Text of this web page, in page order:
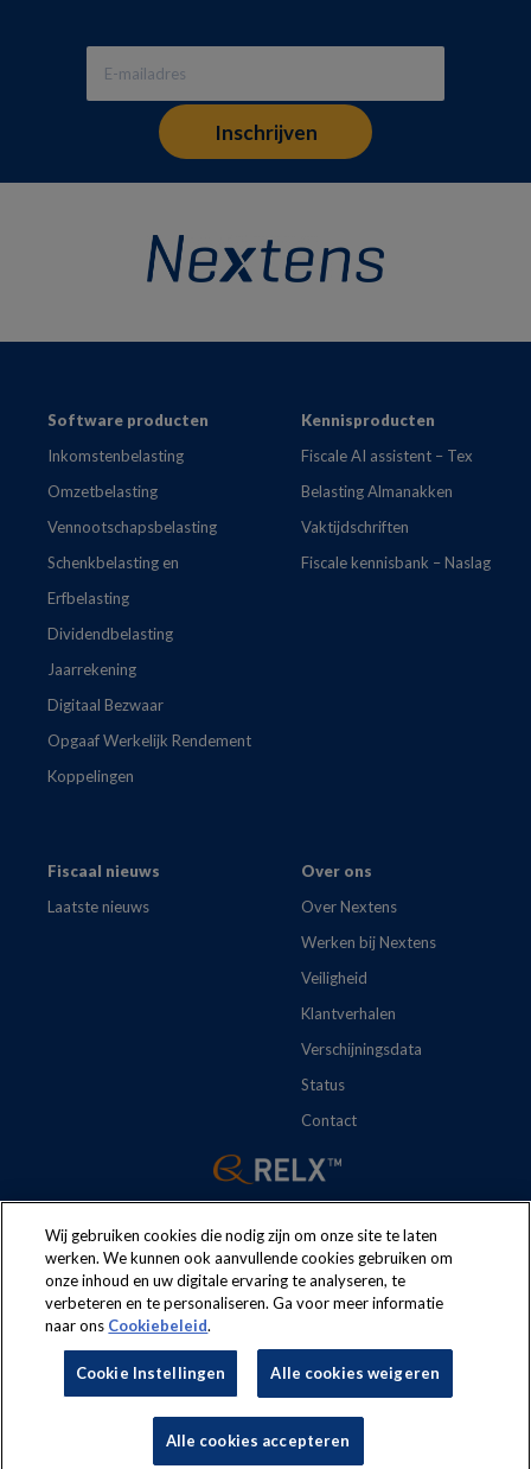
FooterSoftware producten
Inkomstenbelasting
Omzetbelasting
Vennootschapsbelasting
Schenkbelasting en
Erfbelasting
Dividendbelasting
Jaarrekening
Digitaal Bezwaar
Opgaaf Werkelijk Rendement
Koppelingen
Kennisproducten
Fiscale AI assistent – Tex
Belasting Almanakken
Vaktijdschriften
Fiscale kennisbank – Naslag
Fiscaal nieuws
Laatste nieuws
Over ons
Over Nextens
Werken bij Nextens
Veiligheid
Klantverhalen
Verschijningsdata
Status
Contact
The following regulations apply to the use of this website:
and conditions
Security
Cookie Instellingen
Nextens® is a brand ofLexisNexis® Risk Solutions
reserved © 2026 LexisNexis Risk Solutions.
Wij gebruiken cookies die nodig zijn om onze site te laten
werken. We kunnen ook aanvullende cookies gebruiken om
onze inhoud en uw digitale ervaring te analyseren, te
verbeteren en te personaliseren. Ga voor meer informatie
naar ons Cookiebeleid.
Cookie Instellingen Alle cookies weigeren
Alle cookies accepteren